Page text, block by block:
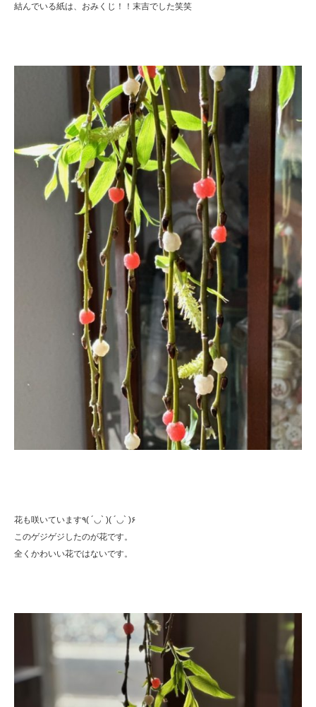
結んでいる紙は、おみくじ！！末吉でした笑笑
花も咲いています٩( ´◡` )( ´◡` )۶
このゲジゲジしたのが花です。
全くかわいい花ではないです。